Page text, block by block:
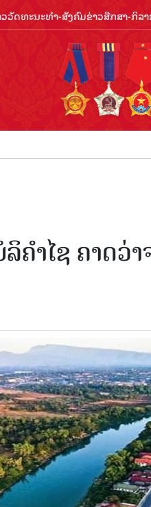
ວັດທະນະທຳ-ສັງຄົມຂ່າວສືກສາ-ກິລາ
ຳໄຊ ຄາດວ່